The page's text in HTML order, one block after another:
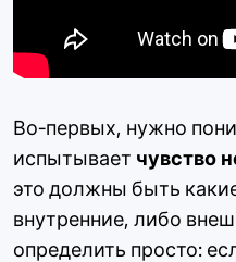
Во-первых, нужно
испытывает чувство
это должны быть
внутренние, либо
определить просто: